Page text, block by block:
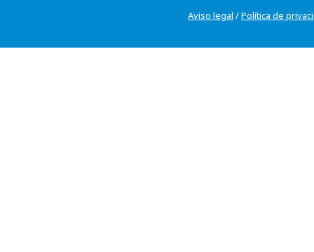
Aviso legal /Política de